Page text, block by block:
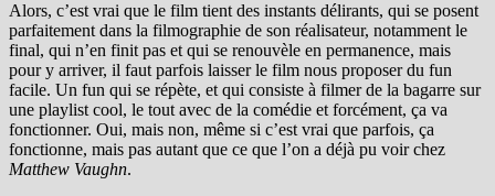
Alors, c’est vrai que le film tient des instants délirants, qui se posent
parfaitement dans la filmographie de son réalisateur, notamment le
final, qui n’en finit pas et qui se renouvèle en permanence, mais
pour y arriver, il faut parfois laisser le film nous proposer du fun
facile. Un fun qui se répète, et qui consiste à filmer de la bagarre sur
une playlist cool, le tout avec de la comédie et forcément, ça va
fonctionner. Oui, mais non, même si c’est vrai que parfois, ça
fonctionne, mais pas autant que ce que l’on a déjà pu voir chez
Matthew Vaughn.